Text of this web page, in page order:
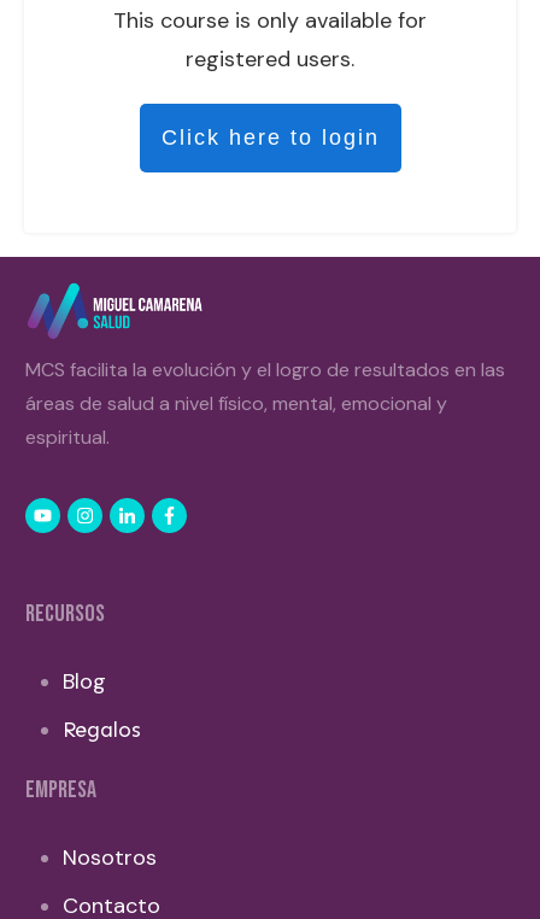
This course is only available for
registered users.
Click here to login
MCS facilita la evolución y el logro de resultados en las
áreas de salud a nivel físico, mental, emocional y
espiritual.
RECURSOS
Blog
Regalos
EMPRESA
Nosotros
Contacto